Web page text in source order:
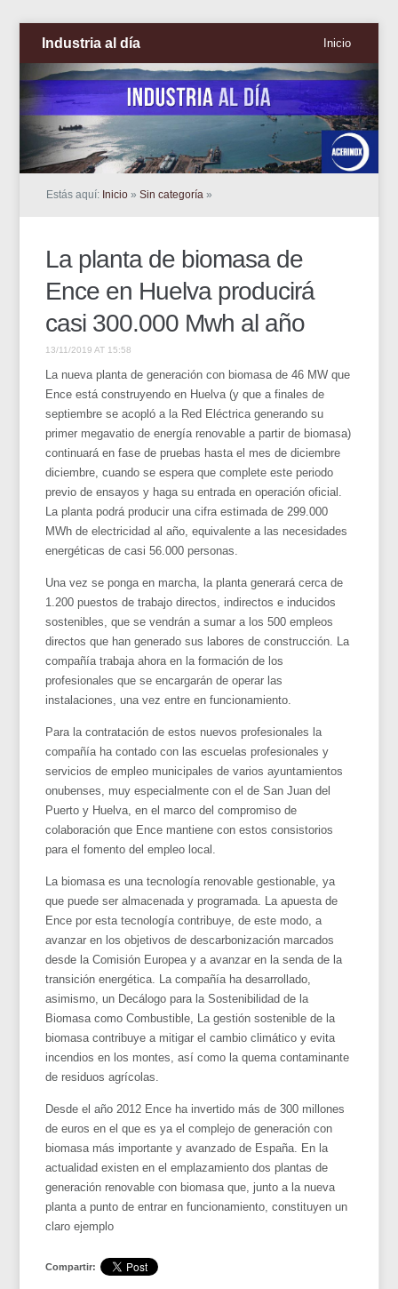
Industria al día Inicio
Estás aquí: Inicio »Sin categoría »
La planta de biomasa de
Ence en Huelva producirá
casi 300.000 Mwh al año
13/11/2019 AT 15:58
La nueva planta de generación con biomasa de 46 MW que
Ence está construyendo en Huelva (y que a finales de
septiembre se acopló a la Red Eléctrica generando su
primer megavatio de energía renovable a partir de biomasa)
continuará en fase de pruebas hasta el mes de diciembre
diciembre, cuando se espera que complete este periodo
previo de ensayos y haga su entrada en operación oficial.
La planta podrá producir una cifra estimada de 299.000
MWh de electricidad al año, equivalente a las necesidades
energéticas de casi 56.000 personas.
Una vez se ponga en marcha, la planta generará cerca de
1.200 puestos de trabajo directos, indirectos e inducidos
sostenibles, que se vendrán a sumar a los 500 empleos
directos que han generado sus labores de construcción. La
compañía trabaja ahora en la formación de los
profesionales que se encargarán de operar las
instalaciones, una vez entre en funcionamiento.
Para la contratación de estos nuevos profesionales la
compañía ha contado con las escuelas profesionales y
servicios de empleo municipales de varios ayuntamientos
onubenses, muy especialmente con el de San Juan del
Puerto y Huelva, en el marco del compromiso de
colaboración que Ence mantiene con estos consistorios
para el fomento del empleo local.
La biomasa es una tecnología renovable gestionable, ya
que puede ser almacenada y programada. La apuesta de
Ence por esta tecnología contribuye, de este modo, a
avanzar en los objetivos de descarbonización marcados
desde la Comisión Europea y a avanzar en la senda de la
transición energética. La compañía ha desarrollado,
asimismo, un Decálogo para la Sostenibilidad de la
Biomasa como Combustible, La gestión sostenible de la
biomasa contribuye a mitigar el cambio climático y evita
incendios en los montes, así como la quema contaminante
de residuos agrícolas.
Desde el año 2012 Ence ha invertido más de 300 millones
de euros en el que es ya el complejo de generación con
biomasa más importante y avanzado de España. En la
actualidad existen en el emplazamiento dos plantas de
generación renovable con biomasa que, junto a la nueva
planta a punto de entrar en funcionamiento, constituyen un
claro ejemplo
Compartir: